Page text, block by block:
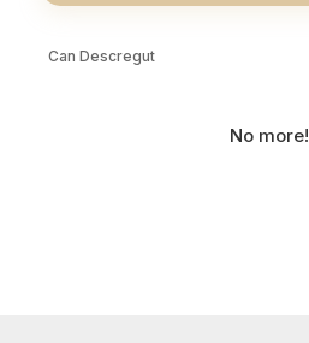
Can Descregut
No more!